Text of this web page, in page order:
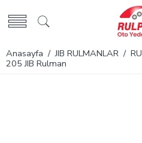
Anasayfa /JIB RULMANLAR /
205 JIB Rulman